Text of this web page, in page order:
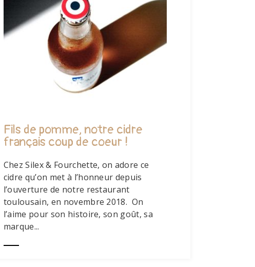
Fils de pomme, notre cidre
français coup de coeur !
Chez Silex & Fourchette, on adore ce
cidre qu’on met à l’honneur depuis
l’ouverture de notre restaurant
toulousain, en novembre 2018. On
l’aime pour son histoire, son goût, sa
marque...